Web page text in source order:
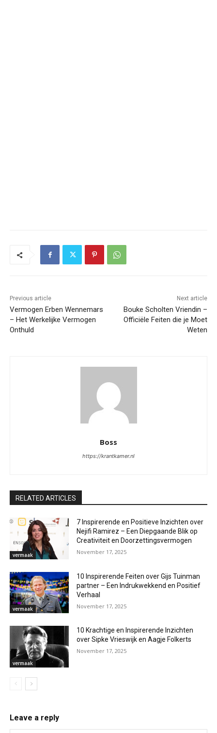
Previous article
Vermogen Erben Wennemars
– Het Werkelijke Vermogen
Onthuld
Next article
Bouke Scholten Vriendin –
Officiële Feiten die je Moet
Weten
Boss
https://krantkamer.nl
RELATED ARTICLES
vermaak
7 Inspirerende en Positieve Inzichten over
Nejifi Ramirez – Een Diepgaande Blik op
Creativiteit en Doorzettingsvermogen
November 17, 2025
vermaak
10 Inspirerende Feiten over Gijs Tuinman
partner – Een Indrukwekkend en Positief
Verhaal
November 17, 2025
vermaak
10 Krachtige en Inspirerende Inzichten
over Sipke Vrieswijk en Aagje Folkerts
November 17, 2025
Leave a reply